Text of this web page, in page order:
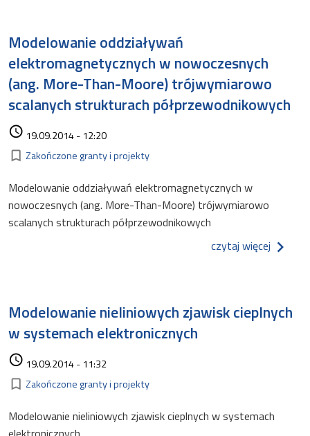
Modelowanie oddziaływań
elektromagnetycznych w nowoczesnych
(ang. More-Than-Moore) trójwymiarowo
scalanych strukturach półprzewodnikowych
access_time 19.09.2014 - 12:20
bookmark_border Kategorie
Zakończone granty i projekty
Modelowanie oddziaływań elektromagnetycznych w
nowoczesnych (ang. More-Than-Moore) trójwymiarowo
scalanych strukturach półprzewodnikowych
czytaj więcej o
Modelowanie nieliniowych zjawisk cieplnych
w systemach elektronicznych
access_time 19.09.2014 - 11:32
bookmark_border Kategorie
Zakończone granty i projekty
Modelowanie nieliniowych zjawisk cieplnych w systemach